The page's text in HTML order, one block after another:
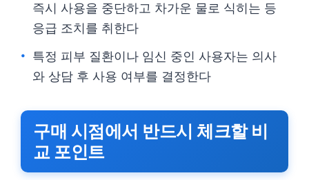
즉시 사용을 중단하고 차가운 물로 식히는 등
응급 조치를 취한다
특정 피부 질환이나 임신 중인 사용자는 의사
와 상담 후 사용 여부를 결정한다
구매 시점에서 반드시 체크할 비
교 포인트